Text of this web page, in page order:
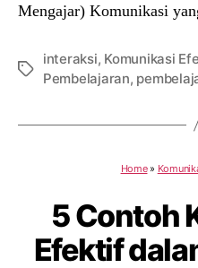
Mengajar) Komunikasi
Tags
interaksi, Komunikasi
Pembelajaran,
Home»
5 Contoh
Efektif